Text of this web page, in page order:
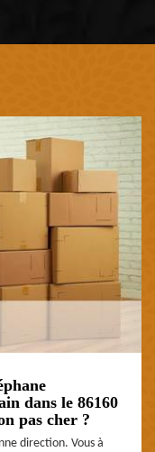
dans le 86160
pas cher ?
direction. Vous à